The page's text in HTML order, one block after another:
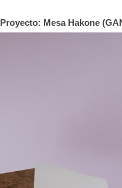
Proyecto: Mesa Hakone